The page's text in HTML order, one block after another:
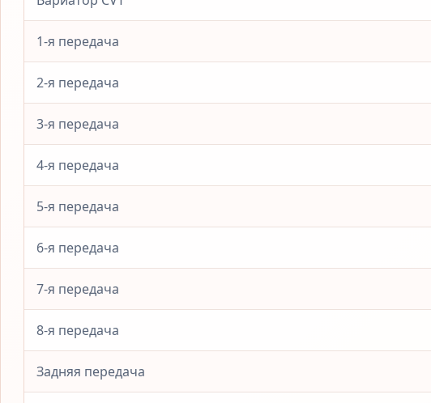
1-я передача
2-я передача
3-я передача
4-я передача
5-я передача
6-я передача
7-я передача
8-я передача
Задняя передача